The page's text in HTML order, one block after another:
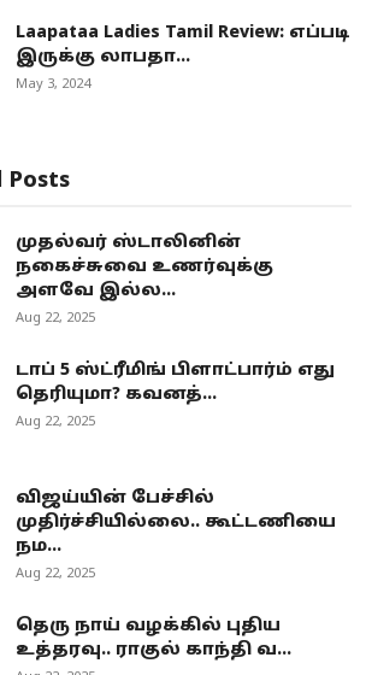
Laapataa Ladies Tamil Review: எப்படி
இருக்கு லாபதா...
May 3, 2024
Posts
முதல்வர் ஸ்டாலினின்
நகைச்சுவை உணர்வுக்கு
அளவே இல்ல...
Aug 22, 2025
டாப் 5 ஸ்ட்ரீமிங் பிளாட்பார்ம் எது
தெரியுமா? கவனத்...
Aug 22, 2025
விஜய்யின் பேச்சில்
முதிர்ச்சியில்லை.. கூட்டணியை
நம...
Aug 22, 2025
தெரு நாய் வழக்கில் புதிய
உத்தரவு.. ராகுல் காந்தி வ...